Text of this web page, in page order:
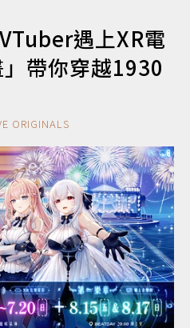
遇上XR電
帶你穿越1930
ORIGINALS